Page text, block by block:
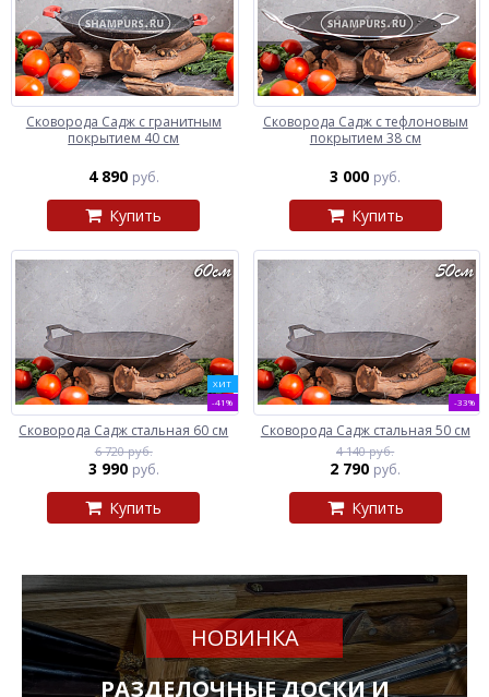
Сковорода Садж с гранитным
покрытием 40 см
4 890 руб.
Купить
Сковорода Садж с тефлоновым
покрытием 38 см
3 000 руб.
Купить
ХИТ
-41%
Сковорода Садж стальная 60 см
6 720 руб.
3 990 руб.
Купить
-33%
Сковорода Садж стальная 50 см
4 140 руб.
2 790 руб.
Купить
НОВИНКА
РАЗДЕЛОЧНЫЕ ДОСКИ И